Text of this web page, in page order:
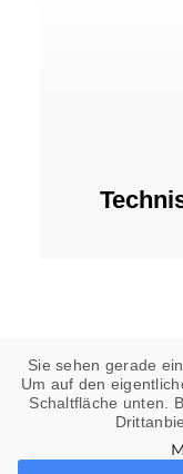
Sie sehen gerade
Um auf den
Schaltfläche unten.